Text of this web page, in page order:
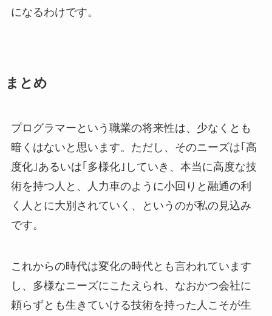
になるわけです。
まとめ
プログラマーという職業の将来性は、少なくとも
暗くはないと思います。ただし、そのニーズは｢高
度化｣あるいは｢多様化｣していき、本当に高度な技
術を持つ人と、人力車のように小回りと融通の利
く人とに大別されていく、というのが私の見込み
です。
これからの時代は変化の時代とも言われています
し、多様なニーズにこたえられ、なおかつ会社に
頼らずとも生きていける技術を持った人こそが生